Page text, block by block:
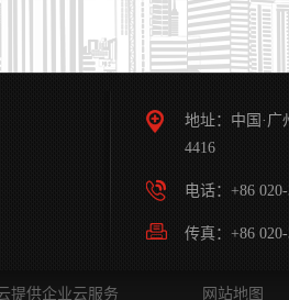
，覆盖了不同行业和知识产权工作环节，为各类
她首先向莅临本次报告会的各位嘉宾表示欢迎
个环节的卓越成就，期待报告会上能够听到更
与传承。在案例介绍与经验分享环节，企业代
网站地图
提供企业云服务
地址：中国·广
4416
电话：+86
传真：+86